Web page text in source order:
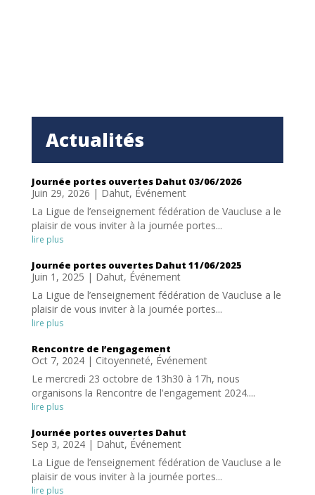
Actualités
Journée portes ouvertes Dahut 03/06/2026
Juin 29, 2026 | Dahut, Événement
La Ligue de l’enseignement fédération de Vaucluse a le
plaisir de vous inviter à la journée portes...
lire plus
Journée portes ouvertes Dahut 11/06/2025
Juin 1, 2025 | Dahut, Événement
La Ligue de l’enseignement fédération de Vaucluse a le
plaisir de vous inviter à la journée portes...
lire plus
Rencontre de l’engagement
Oct 7, 2024| Citoyenneté, Événement
Le mercredi 23 octobre de 13h30 à 17h, nous
organisons la Rencontre de l'engagement 2024....
lire plus
Journée portes ouvertes Dahut
Sep 3, 2024| Dahut, Événement
La Ligue de l’enseignement fédération de Vaucluse a le
plaisir de vous inviter à la journée portes...
lire plus